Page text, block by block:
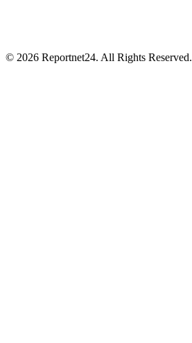
© 2026 Reportnet24. All Rights Reserved.